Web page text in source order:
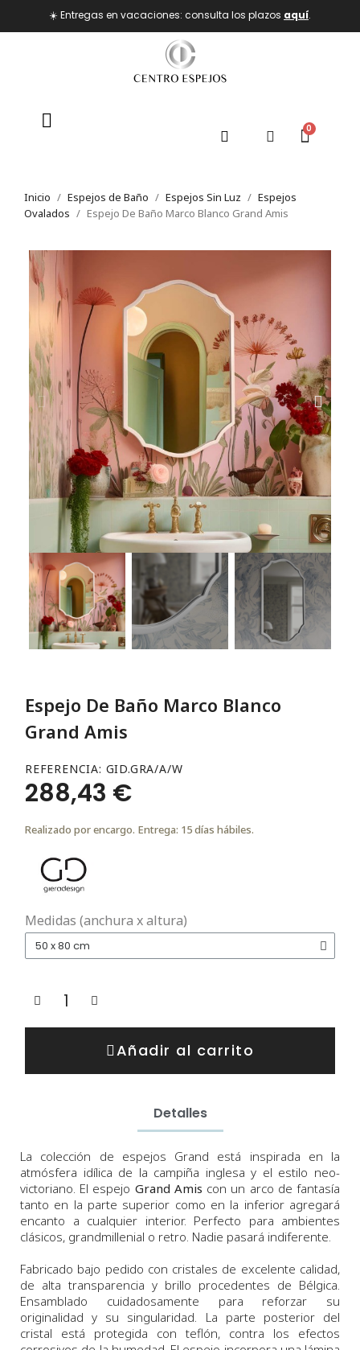
☀️ Entregas en vacaciones: consulta los plazos aquí.
Inicio Espejos de Baño Espejos Sin Luz
Espejos
Ovalados
Espejo De Baño Marco Blanco Grand Amis
Espejo De Baño Marco Blanco
Grand Amis
REFERENCIA GID.GRA/A/W
288,43 €
Realizado por encargo. Entrega: 15 días hábiles.
Medidas (anchura x altura)
Añadir al carrito
Detalles
La colección de espejos Grand está inspirada en la
atmósfera idílica de la campiña inglesa y el estilo neo-
victoriano. El espejo Grand Amis con un arco de fantasía
tanto en la parte superior como en la inferior agregará
encanto a cualquier interior. Perfecto para ambientes
clásicos, grandmillenial o retro. Nadie pasará indiferente.
Fabricado bajo pedido con cristales de excelente calidad,
de alta transparencia y brillo procedentes de Bélgica.
Ensamblado cuidadosamente para reforzar su
originalidad y su singularidad. La parte posterior del
cristal está protegida con teflón, contra los efectos